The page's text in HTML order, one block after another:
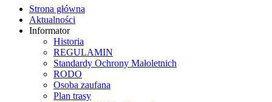
Strona główna
Aktualności
Informator
Historia
REGULAMIN
Standardy Ochrony Małoletnich
RODO
Osoba zaufana
Plan trasy